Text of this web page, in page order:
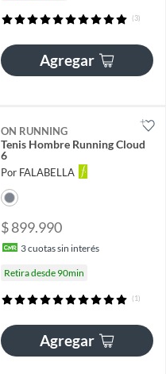
(3)
Agregar
ON RUNNING
Tenis Hombre Running Cloud
6
Por FALABELLA
$ 899.990
3cuotas sin interés
Retira desde 90min
(1)
Agregar